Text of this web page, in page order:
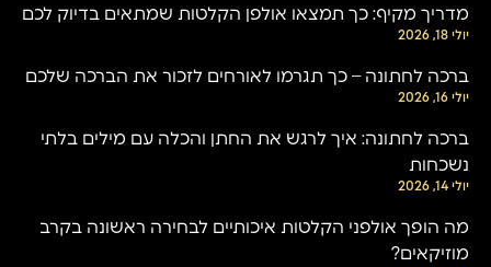
מדריך מקיף: כך תמצאו אולפן הקלטות שמתאים בדיוק לכם
יולי 18, 2026
ברכה לחתונה – כך תגרמו לאורחים לזכור את הברכה שלכם
יולי 16, 2026
ברכה לחתונה: איך לרגש את החתן והכלה עם מילים בלתי
נשכחות
יולי 14, 2026
מה הופך אולפני הקלטות איכותיים לבחירה ראשונה בקרב
מוזיקאים?